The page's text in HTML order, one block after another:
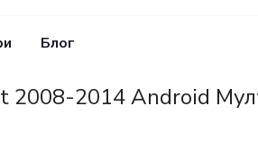
Блог
2008-2014 Android